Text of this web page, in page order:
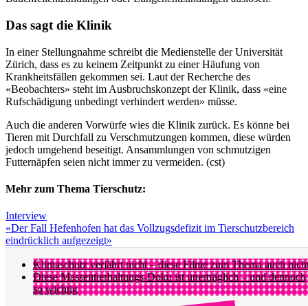
Das sagt die Klinik
In einer Stellungnahme schreibt die Medienstelle der Universität
Zürich, dass es zu keinem Zeitpunkt zu einer Häufung von
Krankheitsfällen gekommen sei. Laut der Recherche des
«Beobachters» steht im Ausbruchskonzept der Klinik, dass «eine
Rufschädigung unbedingt verhindert werden» müsse.
Auch die anderen Vorwürfe wies die Klinik zurück. Es könne bei
Tieren mit Durchfall zu Verschmutzungen kommen, diese würden
jedoch umgehend beseitigt. Ansammlungen von schmutzigen
Futternäpfen seien nicht immer zu vermeiden. (cst)
Mehr zum Thema Tierschutz:
Interview
«Der Fall Hefenhofen hat das Vollzugsdefizit im Tierschutzbereich
eindrücklich aufgezeigt»
Klimaschutz verjährt nicht – diese Filme zum Thema auch
Diese Massentierhaltungs-Doku ist unerträglich – und dennoch
so wichtig